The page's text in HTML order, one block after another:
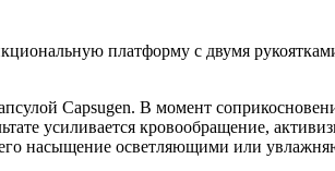
платформу с двумя
Capsugen. В момент
усиливается кровообращение,
насыщение осветляющими или